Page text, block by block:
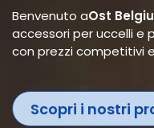
Benvenuto aOst
accessori per uccelli e
con prezzi competitivi
Scopri i nostri